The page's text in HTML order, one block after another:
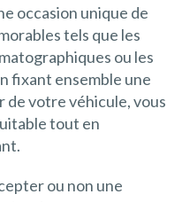
occasion unique de
tels que les
ou les
fixant ensemble une
de votre véhicule, vous
tout en
ou non une